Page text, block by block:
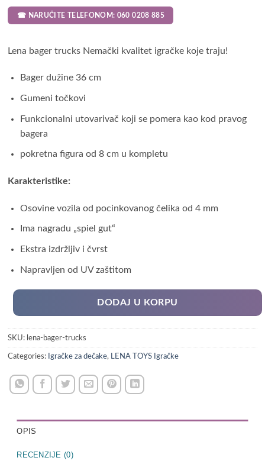
☎ NARUČITE TELEFONOM: 060 0208 885
Lena bager trucks Nemački kvalitet igračke koje traju!
Bager dužine 36 cm
Gumeni točkovi
Funkcionalni utovarivač koji se pomera kao kod pravog
bagera
pokretna figura od 8 cm u kompletu
Karakteristike:
Osovine vozila od pocinkovanog čelika od 4 mm
Ima nagradu „spiel gut“
Ekstra izdržljiv i čvrst
Napravljen od UV zaštitom
DODAJ U KORPU
SKU: lena-bager-trucks
Categories: Igračke za dečake, LENA TOYS Igračke
OPIS
RECENZIJE (0)